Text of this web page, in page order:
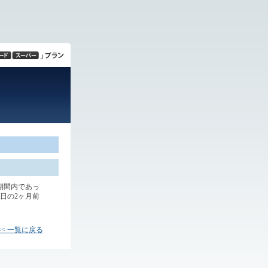
間内であっ
の2ヶ月前
一覧に戻る